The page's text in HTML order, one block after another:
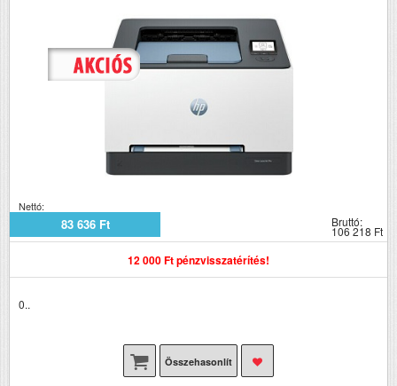
Nettó:
83 636 Ft Bruttó:
106 218 Ft
12 000 Ft pénzvisszatérítés!
0..
Összehasonlít